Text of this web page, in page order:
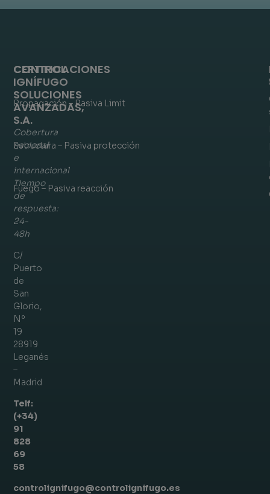
CONTROL
IGNÍFUGO
SOLUCIONES
AVANZADAS,
S.A.
Cobertura
nacional
e
internacional
Tiempo
de
respuesta:
24-
48h
C/
Puerto
de
San
Glorio,
Nº
19
28919
Leganés
–
Madrid
Telf:
(+34)
91
828
69
58
controlignifugo@controlignifugo.es
CERTIFICACIONES
Propagación – Pasiva Limit
Estructura – Pasiva protección
Fuego – Pasiva reacción